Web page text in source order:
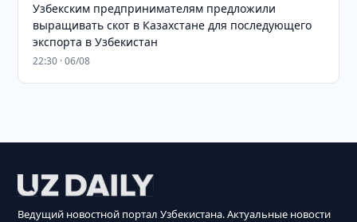
Узбекским предпринимателям предложили
выращивать скот в Казахстане для последующего
экспорта в Узбекистан
22:30 · 06/08
Ведущий новостной портал Узбекистана. Актуальные новости